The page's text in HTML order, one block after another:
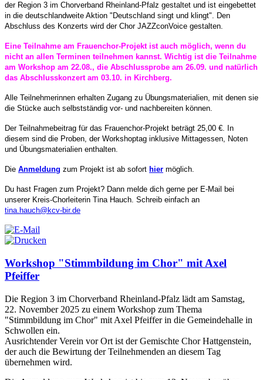
der Region 3 im Chorverband Rheinland-Pfalz gestaltet und ist eingebettet
in die deutschlandweite Aktion "Deutschland singt und klingt". Den
Abschluss des Konzerts wird der Chor JAZZconVoice gestalten.
Eine Teilnahme am Frauenchor-Projekt ist auch möglich, wenn du
nicht an allen Terminen teilnehmen kannst. Wichtig ist die Teilnahme
am Workshop am 22.08., die Abschlussprobe am 26.09. und natürlich
das Abschlusskonzert am 03.10. in Kirchberg.
Alle Teilnehmerinnen erhalten Zugang zu Übungsmaterialien, mit denen sie
die Stücke auch selbstständig vor- und nachbereiten können.
Der Teilnahmebeitrag für das Frauenchor-Projekt beträgt 25,00 €. In
diesem sind die Proben, der Workshoptag inklusive Mittagessen, Noten
und Übungsmaterialien enthalten.
Die Anmeldung zum Projekt ist ab sofort hier möglich.
Du hast Fragen zum Projekt? Dann melde dich gerne per E-Mail bei
unserer Kreis-Chorleiterin Tina Hauch. Schreib einfach an
tina.hauch@kcv-bir.de
Workshop "Stimmbildung im Chor" mit Axel
Pfeiffer
Die Region 3 im Chorverband Rheinland-Pfalz lädt am Samstag,
22. November 2025 zu einem Workshop zum Thema
"Stimmbildung im Chor" mit Axel Pfeiffer in die Gemeindehalle in
Schwollen ein.
Ausrichtender Verein vor Ort ist der Gemischte Chor Hattgenstein,
der auch die Bewirtung der Teilnehmenden an diesem Tag
übernehmen wird.